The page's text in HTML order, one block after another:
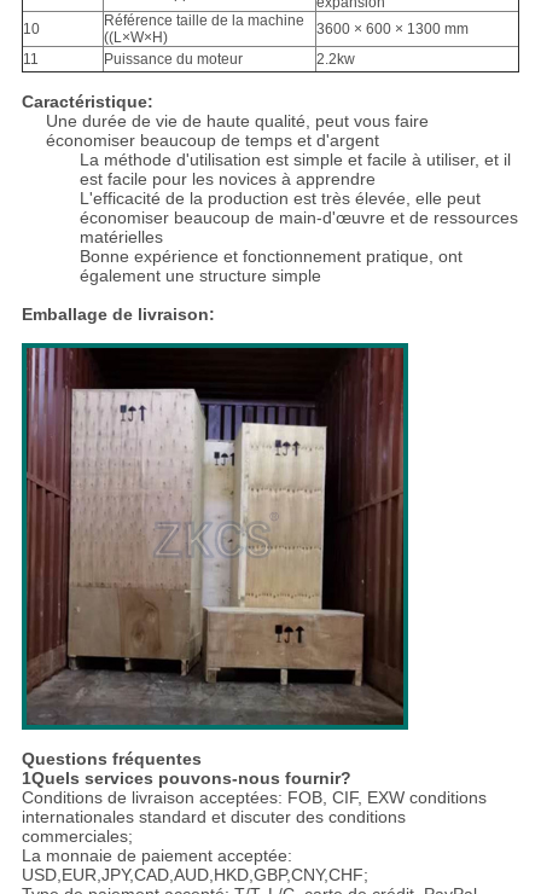
10
Référence taille de la machine
((L×W×H)
3600 × 600 × 1300 mm
11
Puissance du moteur 2.2kw
Caractéristique:
Une durée de vie de haute qualité, peut vous faire
économiser beaucoup de temps et d'argent
La méthode d'utilisation est simple et facile à utiliser, et il
est facile pour les novices à apprendre
L'efficacité de la production est très élevée, elle peut
économiser beaucoup de main-d'œuvre et de ressources
matérielles
Bonne expérience et fonctionnement pratique, ont
également une structure simple
Emballage de livraison:
Questions fréquentes
1Quels services pouvons-nous fournir?
Conditions de livraison acceptées: FOB, CIF, EXW conditions
internationales standard et discuter des conditions
commerciales;
La monnaie de paiement acceptée:
USD,EUR,JPY,CAD,AUD,HKD,GBP,CNY,CHF;